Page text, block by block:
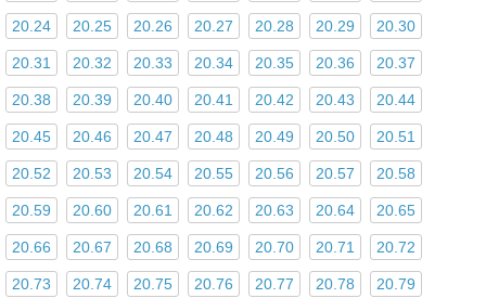
20.24 20.25 20.26 20.27 20.28 20.29 20.30
20.31 20.32 20.33 20.34 20.35 20.36 20.37
20.38 20.39 20.40 20.41 20.42 20.43 20.44
20.45 20.46 20.47 20.48 20.49 20.50 20.51
20.52 20.53 20.54 20.55 20.56 20.57 20.58
20.59 20.60 20.61 20.62 20.63 20.64 20.65
20.66 20.67 20.68 20.69 20.70 20.71 20.72
20.73 20.74 20.75 20.76 20.77 20.78 20.79